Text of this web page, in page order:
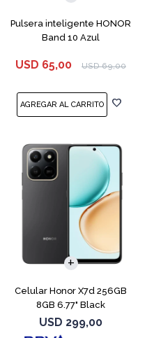
Pulsera inteligente HONOR
Band 10 Azul
USD 65,00 USD 69,00
Celular Honor X7d 256GB
8GB 6.77" Black
USD 299,00
COMPARAR